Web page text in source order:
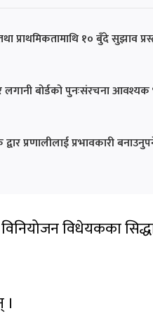
प्राथमिकतामाथि १० बुँदे सुझाव
लगानी बोर्डको पुनःसंरचना
प्रणालीलाई प्रभावकारी
विधेयकका